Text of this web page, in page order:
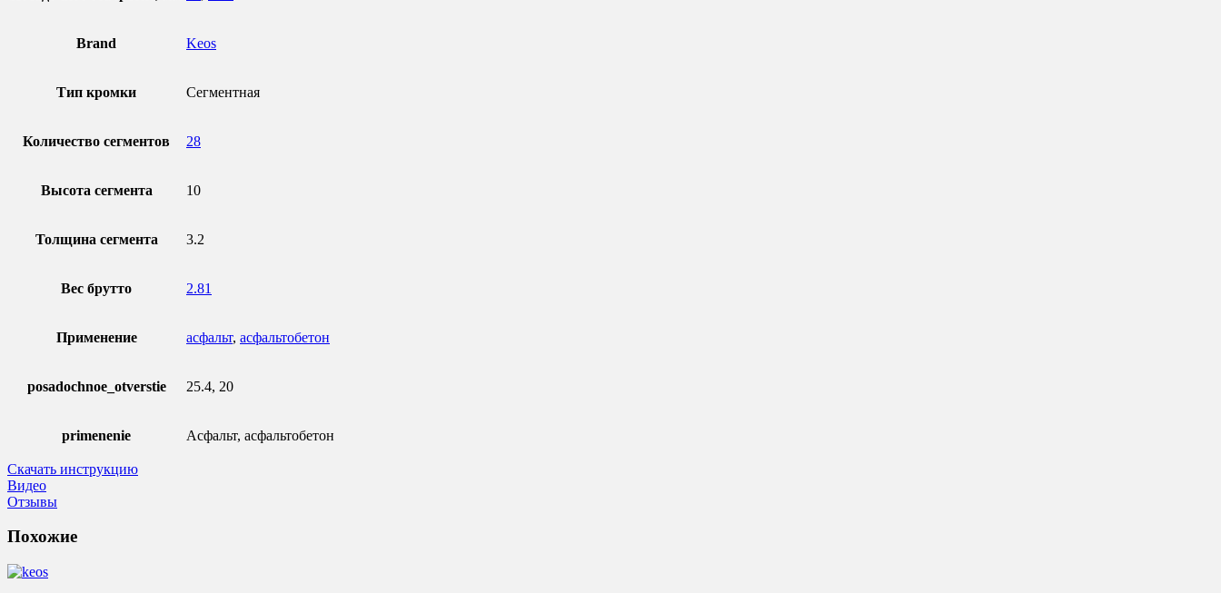
Brand Keos
Тип кромки Сегментная
Количество сегментов 28
Высота сегмента 10
Толщина сегмента 3.2
Вес брутто 2.81
Применение асфальт, асфальтобетон
posadochnoe_otverstie 25.4, 20
primenenie Асфальт, асфальтобетон
Скачать инструкцию
Видео
Отзывы
Похожие